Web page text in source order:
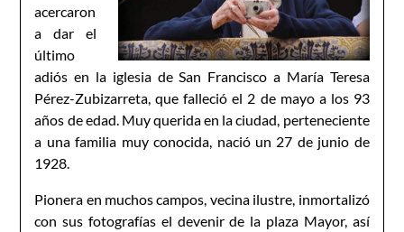
acercaron
a dar el
último
adiós en la iglesia de San Francisco a María Teresa
Pérez-Zubizarreta, que falleció el 2 de mayo a los 93
años de edad. Muy querida en la ciudad, perteneciente
a una familia muy conocida, nació un 27 de junio de
1928.
Pionera en muchos campos, vecina ilustre, inmortalizó
con sus fotografías el devenir de la plaza Mayor, así